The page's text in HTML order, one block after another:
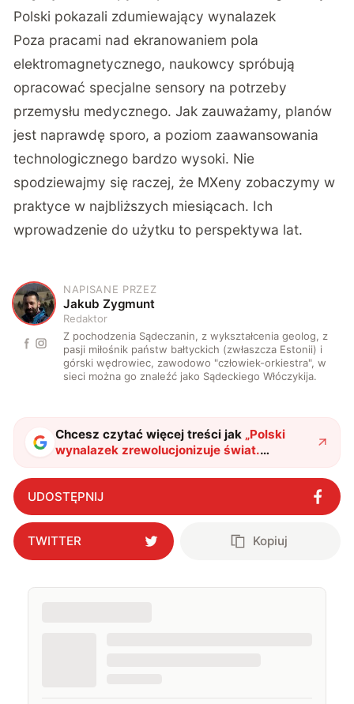
Polski pokazali zdumiewający wynalazek
Poza pracami nad ekranowaniem pola
elektromagnetycznego, naukowcy spróbują
opracować specjalne sensory na potrzeby
przemysłu medycznego. Jak zauważamy, planów
jest naprawdę sporo, a poziom zaawansowania
technologicznego bardzo wysoki. Nie
spodziewajmy się raczej, że MXeny zobaczymy w
praktyce w najbliższych miesiącach. Ich
wprowadzenie do użytku to perspektywa lat.
J
NAPISANE PRZEZ
Jakub Zygmunt
Redaktor
Z pochodzenia Sądeczanin, z wykształcenia geolog, z
pasji miłośnik państw bałtyckich (zwłaszcza Estonii) i
górski wędrowiec, zawodowo "człowiek-orkiestra", w
sieci można go znaleźć jako Sądeckiego Włóczykija.
Chcesz czytać więcej treści jak „Polski
wynalazek zrewolucjonizuje świat.
Przemysł lotniczy i obronny będą nim
zainteresowane"?
UDOSTĘPNIJ
TWITTER Kopiuj